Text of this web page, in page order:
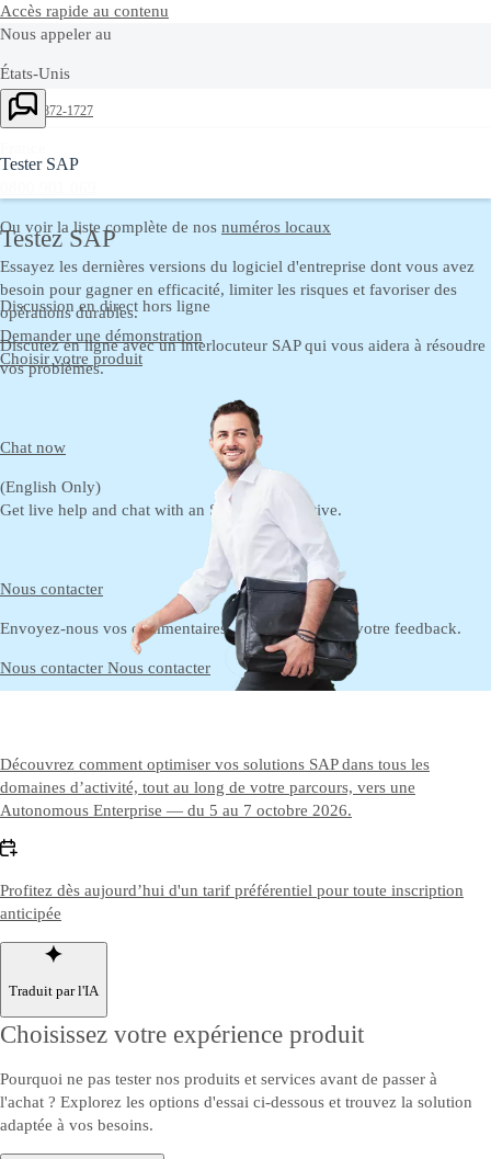
Accès rapide au contenu
Nous appeler au
États-Unis
+1-800-872-1727
Ou voir la liste complète de nos numéros locaux
Discussion en direct hors ligne
Discutez en ligne avec un interlocuteur SAP qui vous aidera à résoudre
vos problèmes.
Chat now
(English Only)
Get live help and chat with an SAP representative.‎
Nous contacter
Envoyez-nous vos commentaires, vos questions ou votre feedback.
Nous contacter Nous contacter
Tester SAP
Testez SAP
Essayez les dernières versions du logiciel d'entreprise dont vous avez
besoin pour gagner en efficacité, limiter les risques et favoriser des
opérations durables.
Demander une démonstration
Choisir votre produit
Découvrez comment optimiser vos solutions SAP dans tous les
domaines d’activité, tout au long de votre parcours, vers une
Autonomous Enterprise — du 5 au 7 octobre 2026.
Profitez dès aujourd’hui d'un tarif préférentiel pour toute inscription
anticipée
Traduit par l'IA
Choisissez votre expérience produit
Pourquoi ne pas tester nos produits et services avant de passer à
l'achat ? Explorez les options d'essai ci-dessous et trouvez la solution
adaptée à vos besoins.